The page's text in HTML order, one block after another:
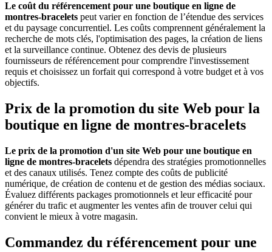
Le coût du référencement pour une boutique en ligne de
montres-bracelets peut varier en fonction de l’étendue des services
et du paysage concurrentiel. Les coûts comprennent généralement la
recherche de mots clés, l'optimisation des pages, la création de liens
et la surveillance continue. Obtenez des devis de plusieurs
fournisseurs de référencement pour comprendre l'investissement
requis et choisissez un forfait qui correspond à votre budget et à vos
objectifs.
Prix ​​de la promotion du site Web pour la
boutique en ligne de montres-bracelets
Le prix de la promotion d'un site Web pour une boutique en
ligne de montres-bracelets dépendra des stratégies promotionnelles
et des canaux utilisés. Tenez compte des coûts de publicité
numérique, de création de contenu et de gestion des médias sociaux.
Évaluez différents packages promotionnels et leur efficacité pour
générer du trafic et augmenter les ventes afin de trouver celui qui
convient le mieux à votre magasin.
Commandez du référencement pour une